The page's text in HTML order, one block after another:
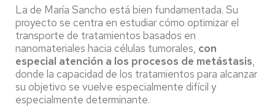
La de María Sancho está bien fundamentada. Su
proyecto se centra en estudiar cómo optimizar el
transporte de tratamientos basados en
nanomateriales hacia células tumorales, con
especial atención a los procesos de metástasis,
donde la capacidad de los tratamientos para alcanzar
su objetivo se vuelve especialmente difícil y
especialmente determinante.